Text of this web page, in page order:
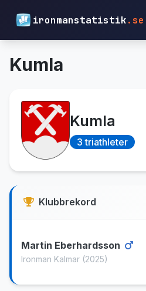
ironmanstatistik.se
Kumla
Kumla
3 triathleter
Klubbrekord
Martin Eberhardsson
Ironman Kalmar (2025)